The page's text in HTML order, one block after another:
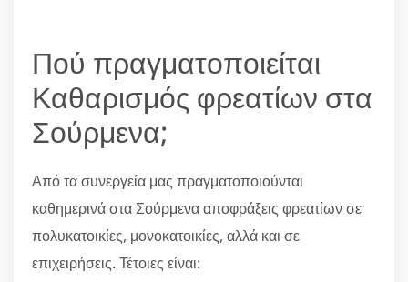
Πού πραγματοποιείται
Καθαρισμός φρεατίων στα
Σούρμενα;
Από τα συνεργεία μας πραγματοποιούνται
καθημερινά στα Σούρμενα αποφράξεις φρεατίων σε
πολυκατοικίες, μονοκατοικίες, αλλά και σε
επιχειρήσεις. Τέτοιες είναι: